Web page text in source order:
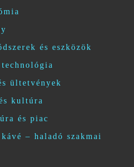
és eszközök
ültetvények
kultúra
és piac
– haladó szakmai